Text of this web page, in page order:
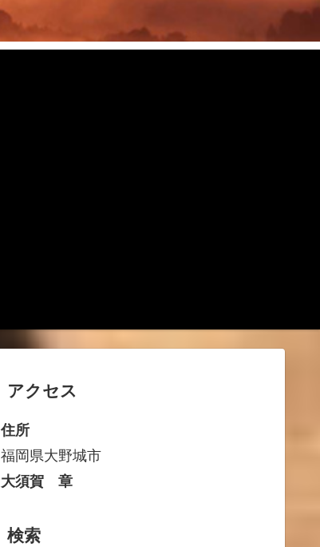
アクセス
住所
福岡県大野城市
大須賀 章
検索